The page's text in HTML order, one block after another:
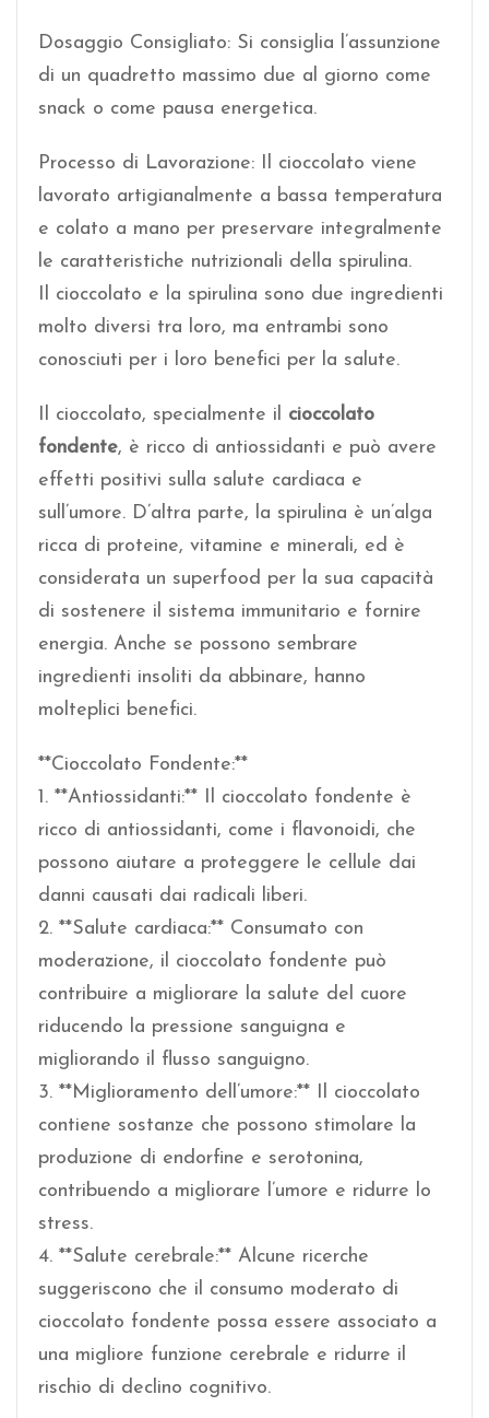
Dosaggio Consigliato: Si consiglia l’assunzione
di un quadretto massimo due al giorno come
snack o come pausa energetica.
Processo di Lavorazione: Il cioccolato viene
lavorato artigianalmente a bassa temperatura
e colato a mano per preservare integralmente
le caratteristiche nutrizionali della spirulina.
Il cioccolato e la spirulina sono due ingredienti
molto diversi tra loro, ma entrambi sono
conosciuti per i loro benefici per la salute.
Il cioccolato, specialmente il cioccolato
fondente, è ricco di antiossidanti e può avere
effetti positivi sulla salute cardiaca e
sull’umore. D’altra parte, la spirulina è un’alga
ricca di proteine, vitamine e minerali, ed è
considerata un superfood per la sua capacità
di sostenere il sistema immunitario e fornire
energia. Anche se possono sembrare
ingredienti insoliti da abbinare, hanno
molteplici benefici.
**Cioccolato Fondente:**
1. **Antiossidanti:** Il cioccolato fondente è
ricco di antiossidanti, come i flavonoidi, che
possono aiutare a proteggere le cellule dai
danni causati dai radicali liberi.
2. **Salute cardiaca:** Consumato con
moderazione, il cioccolato fondente può
contribuire a migliorare la salute del cuore
riducendo la pressione sanguigna e
migliorando il flusso sanguigno.
3. **Miglioramento dell’umore:** Il cioccolato
contiene sostanze che possono stimolare la
produzione di endorfine e serotonina,
contribuendo a migliorare l’umore e ridurre lo
stress.
4. **Salute cerebrale:** Alcune ricerche
suggeriscono che il consumo moderato di
cioccolato fondente possa essere associato a
una migliore funzione cerebrale e ridurre il
rischio di declino cognitivo.